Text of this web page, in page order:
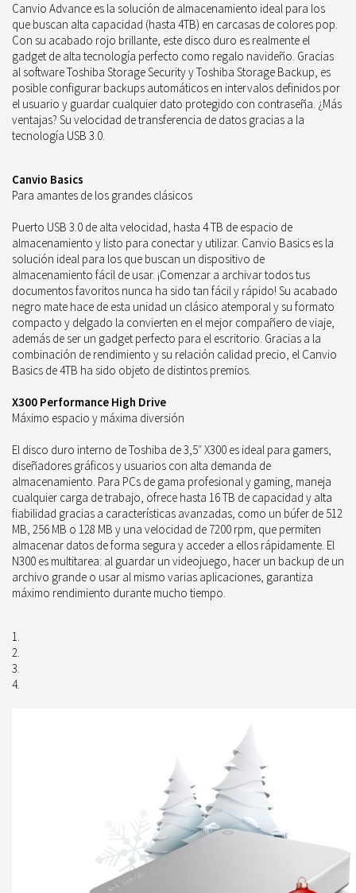
Canvio Advance es la solución de almacenamiento ideal para los
que buscan alta capacidad (hasta 4TB) en carcasas de colores pop.
Con su acabado rojo brillante, este disco duro es realmente el
gadget de alta tecnología perfecto como regalo navideño. Gracias
al software Toshiba Storage Security y Toshiba Storage Backup, es
posible configurar backups automáticos en intervalos definidos por
el usuario y guardar cualquier dato protegido con contraseña. ¿Más
ventajas? Su velocidad de transferencia de datos gracias a la
tecnología USB 3.0.
Canvio Basics
Para amantes de los grandes clásicos
Puerto USB 3.0 de alta velocidad, hasta 4 TB de espacio de
almacenamiento y listo para conectar y utilizar. Canvio Basics es la
solución ideal para los que buscan un dispositivo de
almacenamiento fácil de usar. ¡Comenzar a archivar todos tus
documentos favoritos nunca ha sido tan fácil y rápido! Su acabado
negro mate hace de esta unidad un clásico atemporal y su formato
compacto y delgado la convierten en el mejor compañero de viaje,
además de ser un gadget perfecto para el escritorio. Gracias a la
combinación de rendimiento y su relación calidad precio, el Canvio
Basics de 4TB ha sido objeto de distintos premios.
X300 Performance High Drive
Máximo espacio y máxima diversión
El disco duro interno de Toshiba de 3,5″ X300 es ideal para gamers,
diseñadores gráficos y usuarios con alta demanda de
almacenamiento. Para PCs de gama profesional y gaming, maneja
cualquier carga de trabajo, ofrece hasta 16 TB de capacidad y alta
fiabilidad gracias a características avanzadas, como un búfer de 512
MB, 256 MB o 128 MB y una velocidad de 7200 rpm, que permiten
almacenar datos de forma segura y acceder a ellos rápidamente. El
N300 es multitarea: al guardar un videojuego, hacer un backup de un
archivo grande o usar al mismo varias aplicaciones, garantiza
máximo rendimiento durante mucho tiempo.